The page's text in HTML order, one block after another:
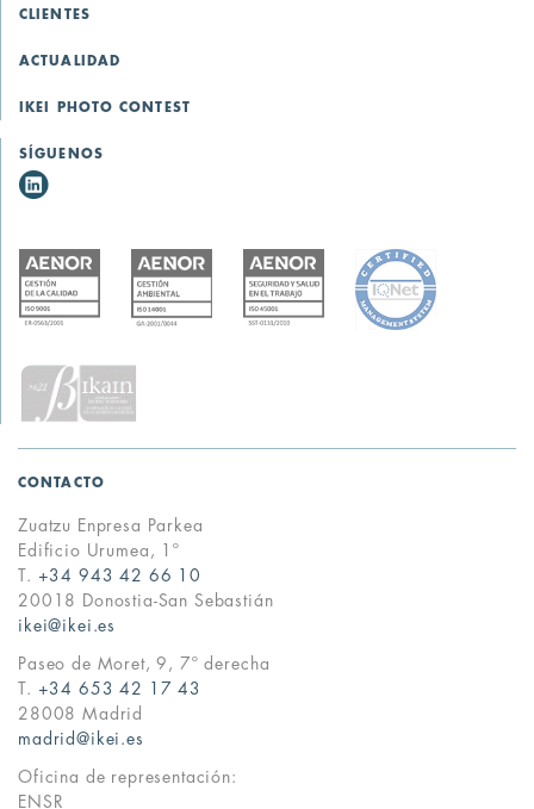
CLIENTES
ACTUALIDAD
IKEI PHOTO CONTEST
SÍGUENOS
CONTACTO
Zuatzu Enpresa Parkea
Edificio Urumea, 1º
T. +34 943 42 66 10
20018 Donostia-San Sebastián
ikei@ikei.es
Paseo de Moret, 9, 7º derecha
T. +34 653 42 17 43
28008 Madrid
madrid@ikei.es
Oficina de representación:
ENSR